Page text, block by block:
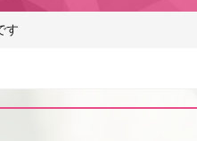
す